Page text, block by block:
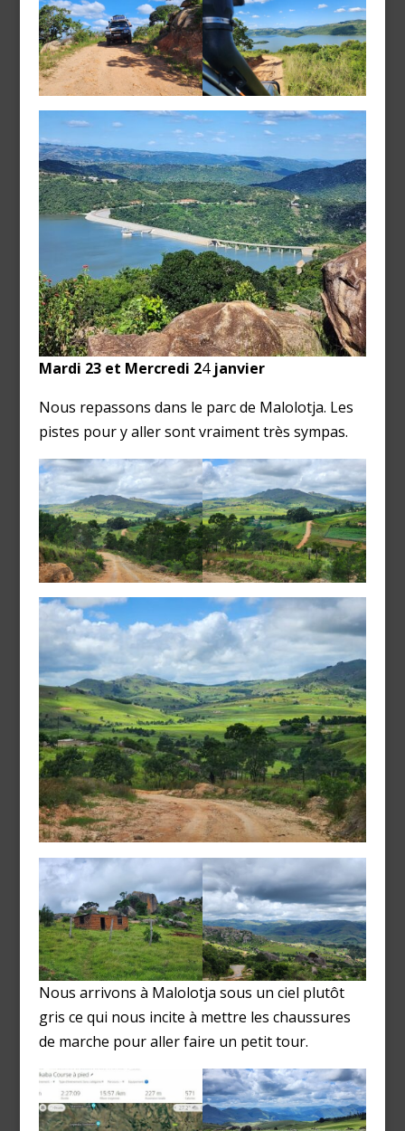
Mardi 23 et Mercredi 24janvier
Nous repassons dans le parc de Malolotja. Les
pistes pour y aller sont vraiment très sympas.
Nous arrivons à Malolotja sous un ciel plutôt
gris ce qui nous incite à mettre les chaussures
de marche pour aller faire un petit tour.